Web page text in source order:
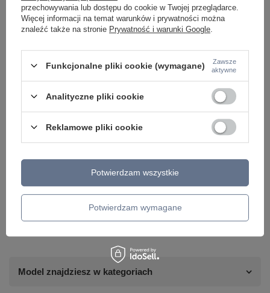
Potrzebujesz pomocy? Masz pytania lub
chcesz lepszą cenę?
szybko i przygotujemy indywidualną ofertę
dopasowaną do Ciebie..
Model znajdziesz w kategoriach
przechowywania lub dostępu do cookie w Twojej przeglądarce.
Więcej informacji na temat warunków i prywatności można
znaleźć także na stronie Prywatność i warunki Google
Funkcjonalne pliki cookie (wymagane)
Zawsze
aktywne
Analityczne pliki cookie
Reklamowe pliki cookie
Potwierdzam wymagane
Potwierdzam wszystkie